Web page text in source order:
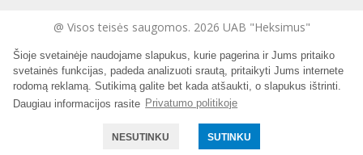
Šioje svetainėje naudojame slapukus, kurie pagerina ir Jums pritaiko
svetainės funkcijas, padeda analizuoti srautą, pritaikyti Jums internete
rodomą reklamą. Sutikimą galite bet kada atšaukti, o slapukus ištrinti.
Daugiau informacijos rasite Privatumo politikoje
NESUTINKU SUTINKU
@ Visos teisės saugomos. 2026 UAB "Heksimus"
Sukurta: